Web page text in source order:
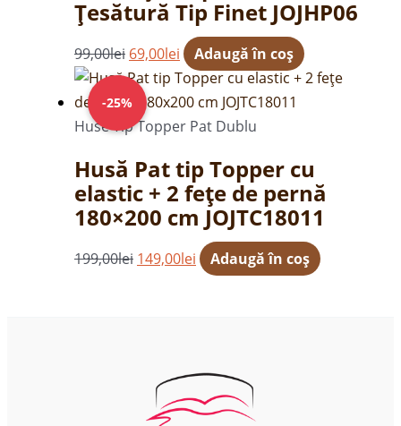
Țesătură Tip Finet JOJHP06
99,00lei 69,00lei Adaugă în coș
-25%
Huse Tip Topper Pat Dublu
Husă Pat tip Topper cu
elastic + 2 fețe de pernă
180×200 cm JOJTC18011
199,00lei
Prețul
inițial
a
199,00lei.
149,00lei
Prețul
curent
este:
Adaugă în coș